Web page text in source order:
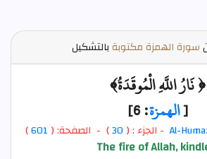
سورة الهمزة مكتوبةبالتشكيل
﴿ نَارُ اللَّهِ الْمُوقَدَةُ﴾
[الهمزة: 6]
Al- - الجزء : (30) - الصفحة: ( 601
)
The fire of Allah,